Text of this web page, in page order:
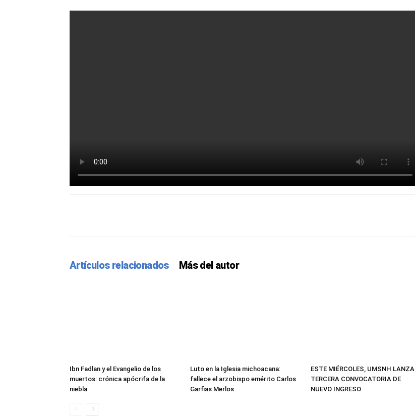
Artículos relacionados Más del autor
Ibn Fadlan y el Evangelio de los
muertos: crónica apócrifa de la
niebla
Luto en la Iglesia michoacana:
fallece el arzobispo emérito Carlos
Garfias Merlos
ESTE MIÉRCOLES, UMSNH LANZA
TERCERA CONVOCATORIA DE
NUEVO INGRESO